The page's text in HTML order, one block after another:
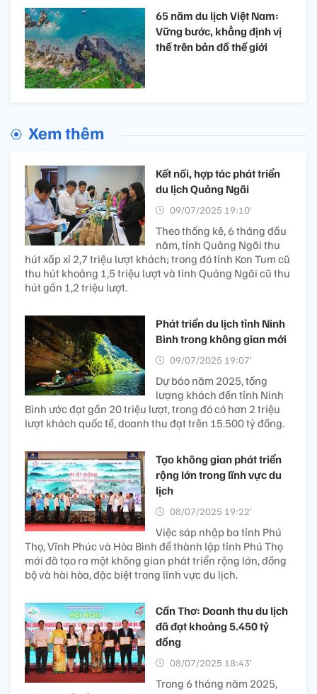
65 năm du lịch Việt Nam:
Vững bước, khẳng định vị
thế trên bản đồ thế giới
Xem thêm
Kết nối, hợp tác phát triển
du lịch Quảng Ngãi
09/07/2025 19:10’
Theo thống kê, 6 tháng đầu
năm, tỉnh Quảng Ngãi thu
hút xấp xỉ 2,7 triệu lượt khách; trong đó tỉnh Kon Tum cũ
thu hút khoảng 1,5 triệu lượt và tỉnh Quảng Ngãi cũ thu
hút gần 1,2 triệu lượt.
Phát triển du lịch tỉnh Ninh
Bình trong không gian mới
09/07/2025 19:07’
Dự báo năm 2025, tổng
lượng khách đến tỉnh Ninh
Bình ước đạt gần 20 triệu lượt, trong đó có hơn 2 triệu
lượt khách quốc tế, doanh thu đạt trên 15.500 tỷ đồng.
Tạo không gian phát triển
rộng lớn trong lĩnh vực du
lịch
08/07/2025 19:22’
Việc sáp nhập ba tỉnh Phú
Thọ, Vĩnh Phúc và Hòa Bình để thành lập tỉnh Phú Thọ
mới đã tạo ra một không gian phát triển rộng lớn, đồng
bộ và hài hòa, đặc biệt trong lĩnh vực du lịch.
Cần Thơ: Doanh thu du lịch
đã đạt khoảng 5.450 tỷ
đồng
08/07/2025 18:43’
Trong 6 tháng năm 2025,